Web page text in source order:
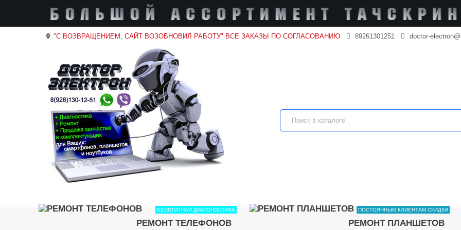
location_on "С ВОЗВРАЩЕНИЕМ, САЙТ ВОЗОБНОВИЛ РАБОТУ" ВСЕ ЗАКАЗЫ ПО СОГЛАСОВАНИЮ 89261301251 doctor-
РЕМОНТ ТЕЛЕФОНОВ
БЕСПЛАТНАЯ ДИАГОНОСТИКА
РЕМОНТ ПЛАНШЕТОВ
ПОСТОЯННЫМ КЛИЕНТАМ СКИДКИ